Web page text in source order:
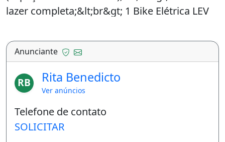
lazer completa;&lt;br&gt; 1 Bike Elétrica LEV
Realize o sonho da casa própria com as
facilidades que só a Cury oferece. Quer saber
os valores e condições de financiamento? Me
chame aqui!&lt;br&gt;&lt;br&gt;
&lt;br&gt;&lt;br&gt;
FORMAS DE
Anunciante
RB Rita Benedicto
Ver anúncios
Telefone de contato
SOLICITAR